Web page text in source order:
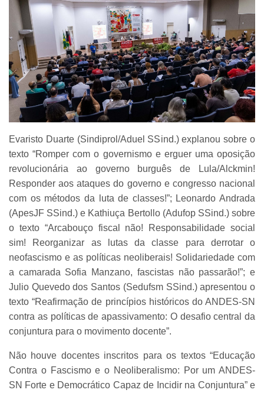
Evaristo Duarte (Sindiprol/Aduel SSind.) explanou sobre o
texto “Romper com o governismo e erguer uma oposição
revolucionária ao governo burguês de Lula/Alckmin!
Responder aos ataques do governo e congresso nacional
com os métodos da luta de classes!”; Leonardo Andrada
(ApesJF SSind.) e Kathiuça Bertollo (Adufop SSind.) sobre
o texto “Arcabouço fiscal não! Responsabilidade social
sim! Reorganizar as lutas da classe para derrotar o
neofascismo e as políticas neoliberais! Solidariedade com
a camarada Sofia Manzano, fascistas não passarão!”; e
Julio Quevedo dos Santos (Sedufsm SSind.) apresentou o
texto “Reafirmação de princípios históricos do ANDES-SN
contra as políticas de apassivamento: O desafio central da
conjuntura para o movimento docente”.
Não houve docentes inscritos para os textos “Educação
Contra o Fascismo e o Neoliberalismo: Por um ANDES-
SN Forte e Democrático Capaz de Incidir na Conjuntura” e